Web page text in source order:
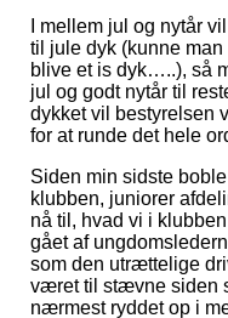
I mellem jul og nytår
til jule dyk (kunne
blive et is dyk…..), så
jul og godt nytår til
dykket vil bestyrelsen
for at runde det hele
Siden min sidste
klubben, juniorer
nå til, hvad vi i
gået af
som den utrættelige
været til stævne siden
nærmest ryddet op i